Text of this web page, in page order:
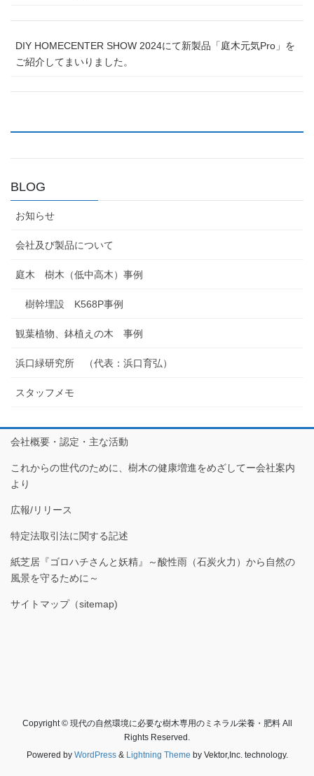
DIY HOMECENTER SHOW 2024にて新製品「庭木元気Pro」を
ご紹介してまいりました。
BLOG
お知らせ
会社及び製品について
庭木 樹木（低中高木）事例
樹幹埋設 K568P事例
観葉植物、鉢植えの木 事例
浜口緑研究所 （代表：浜口育弘）
スタッフメモ
会社概要・認定・主な活動
これからの世代のために、樹木の健康増進をめざしてー会社案内
より
広報/リリース
特定法取引法に関する記述
紙芝居『ゴロハチさんと妖精』～酸性雨（石炭火力）から自然の
風景を守るために～
サイトマップ（sitemap)
Copyright © 現代の自然環境に必要な樹木専用のミネラル栄養・肥料 All
Rights Reserved.
Powered by WordPress& Lightning Theme by Vektor,Inc. technology.